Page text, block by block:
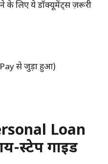
के लिए ये डॉक्यूमेंट्स ज़रूरी
से जुड़ा हुआ)
Loan
स्टेप गाइड